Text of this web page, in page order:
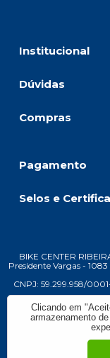
Institucional
Dúvidas
Compras
Pagamento
Selos e
BIKE CENTER
Presidente Vargas -
CNPJ: 59.299.958/
Clicando em
armazenamento